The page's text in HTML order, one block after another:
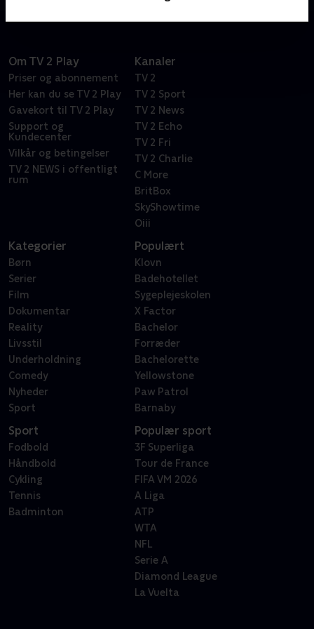
Om TV 2 Play
Priser og abonnement
Her kan du se TV 2 Play
Gavekort til TV 2 Play
Support og
Kundecenter
Vilkår og betingelser
TV 2 NEWS i offentligt
rum
Kanaler
TV 2
TV 2 Sport
TV 2 News
TV 2 Echo
TV 2 Fri
TV 2 Charlie
C More
BritBox
SkyShowtime
Oiii
Kategorier
Børn
Serier
Film
Dokumentar
Reality
Livsstil
Underholdning
Comedy
Nyheder
Sport
Populært
Klovn
Badehotellet
Sygeplejeskolen
X Factor
Bachelor
Forræder
Bachelorette
Yellowstone
Paw Patrol
Barnaby
Sport
Fodbold
Håndbold
Cykling
Tennis
Badminton
Populær sport
3F Superliga
Tour de France
FIFA VM 2026
A Liga
ATP
WTA
NFL
Serie A
Diamond League
La Vuelta